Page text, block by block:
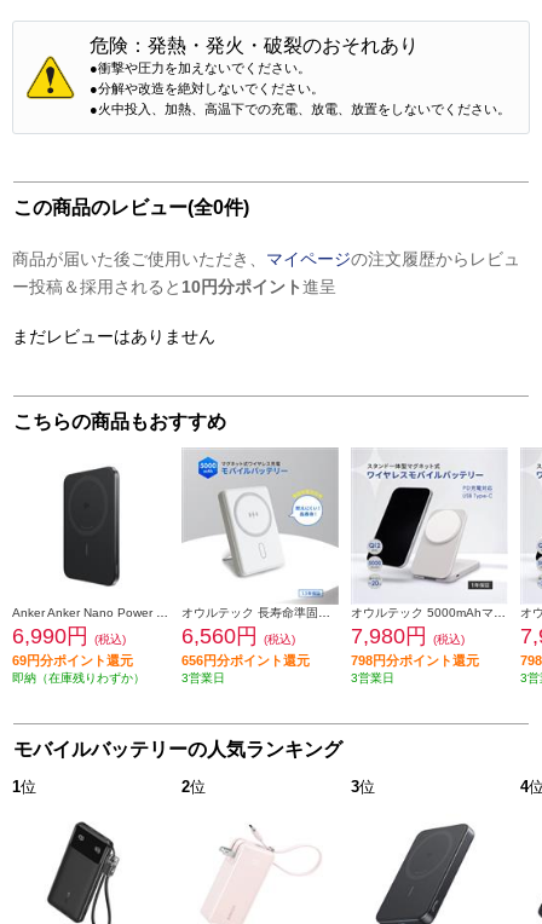
危険：発熱・発火・破裂のおそれあり
●衝撃や圧力を加えないでください。
●分解や改造を絶対しないでください。
●火中投入、加熱、高温下での充電、放電、放置をしないでください。
この商品のレビュー(全0件)
商品が届いた後ご使用いただき、 マイページの注文履歴からレビュ
ー投稿＆採用されると 10円分ポイント進呈
まだレビューはありません
こちらの商品もおすすめ
6,990円 (税込)
69円分ポイント還元
即納（在庫残りわずか）
6,560円 (税込)
656円分ポイント還元
3営業日
7,980円 (税込)
798円分ポイント還元
3営業日 3営
モバイルバッテリーの人気ランキング
1位 2位 3位 4